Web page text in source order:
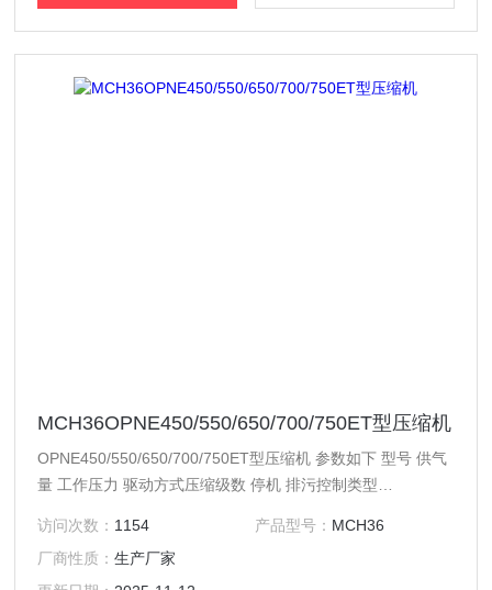
MCH36OPNE450/550/650/700/750ET型压缩机
OPNE450/550/650/700/750ET型压缩机 参数如下 型号 供气
量 工作压力 驱动方式压缩级数 停机 排污控制类型
访问次数： 1154 产品型号： MCH36
厂商性质：生产厂家